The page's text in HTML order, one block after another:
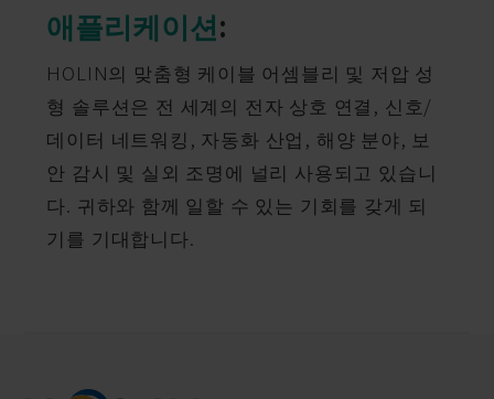
애플리케이션:
HOLIN의 맞춤형 케이블 어셈블리 및 저압 성
형 솔루션은 전 세계의 전자 상호 연결, 신호/
데이터 네트워킹, 자동화 산업, 해양 분야, 보
안 감시 및 실외 조명에 널리 사용되고 있습니
다. 귀하와 함께 일할 수 있는 기회를 갖게 되
기를 기대합니다.